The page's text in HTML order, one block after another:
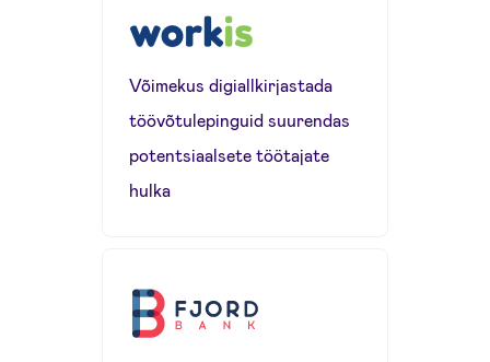
Võimekus digiallkirjastada
töövõtulepinguid suurendas
potentsiaalsete töötajate
hulka